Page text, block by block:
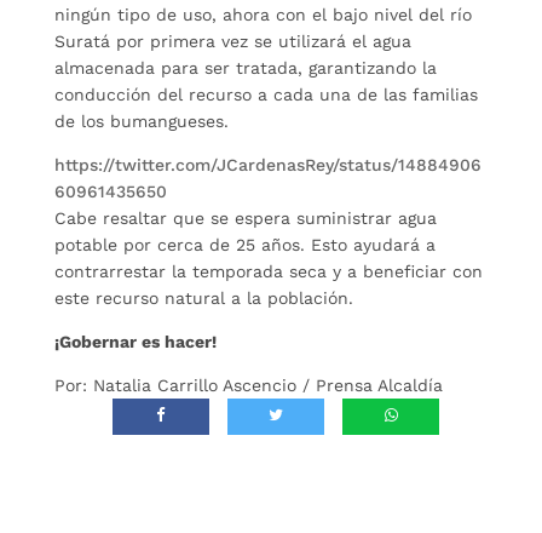
ningún tipo de uso, ahora con el bajo nivel del río
Suratá por primera vez se utilizará el agua
almacenada para ser tratada, garantizando la
conducción del recurso a cada una de las familias
de los bumangueses.
https://twitter.com/JCardenasRey/status/14884906
60961435650
Cabe resaltar que se espera suministrar agua
potable por cerca de 25 años. Esto ayudará a
contrarrestar la temporada seca y a beneficiar con
este recurso natural a la población.
¡Gobernar es hacer!
Por: Natalia Carrillo Ascencio / Prensa Alcaldía